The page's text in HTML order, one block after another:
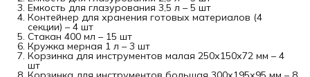
Емкость для глазурования 3,5 л – 5 шт
Контейнер для хранения готовых материалов (4
секции) – 4 шт
Стакан 400 мл – 15 шт
Кружка мерная 1 л – 3 шт
Корзинка для инструментов малая 250х150х72 мм – 4
шт